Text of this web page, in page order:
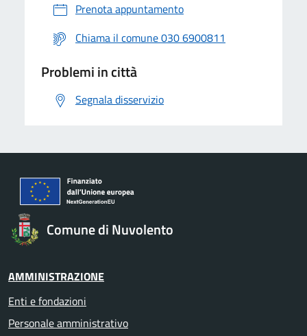
Prenota appuntamento
Chiama il comune 030 6900811
Problemi in città
Segnala disservizio
Comune di Nuvolento
AMMINISTRAZIONE
Enti e fondazioni
Personale amministrativo